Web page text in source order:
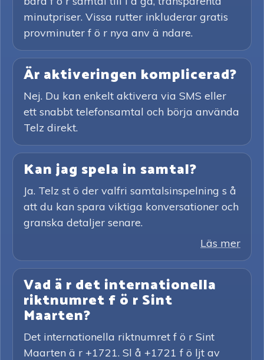
minutpriser. Vissa rutter inkluderar gratis
provminuter f ö r nya anv ä ndare.
Är aktiveringen komplicerad?
Nej. Du kan enkelt aktivera via SMS eller
ett snabbt telefonsamtal och börja använda
Telz direkt.
Kan jag spela in samtal?
Ja. Telz st ö der valfri samtalsinspelning s å
att du kan spara viktiga konversationer och
granska detaljer senare.
Läs mer
Vad ä r det internationella
riktnumret f ö r Sint
Maarten?
Det internationella riktnumret f ö r Sint
Maarten ä r +1721. Sl å +1721 f ö ljt av